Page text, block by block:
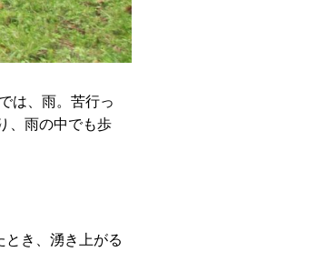
は、雨。苦行っ
、雨の中でも歩
とき、湧き上がる